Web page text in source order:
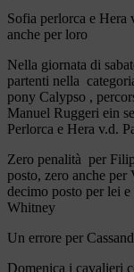
Sofia perlorca e Hera
anche per loro
Nella giornata di
partenti nella
pony Calypso ,
Manuel Ruggeri ein
Perlorca e Hera v.d.
Zero penalità per
posto, zero anche
decimo posto per lei
Whitney
Un errore per
Domenica i cavalieri